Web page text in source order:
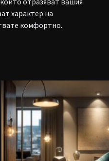
характер на
комфортно.